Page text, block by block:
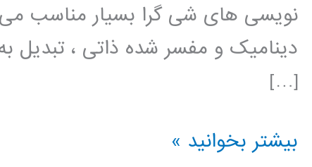
نویسی های شی گرا بسیار مناسب می
دینامیک و مفسر شده ذاتی ، تبدیل
[…]
فیلم
بیشتر بخوانید »